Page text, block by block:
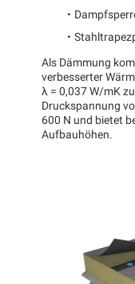
Als Dämmung
verbesserter
λ = 0,037 W/mK
Druckspannung
600 N und bietet
Aufbauhöhen.